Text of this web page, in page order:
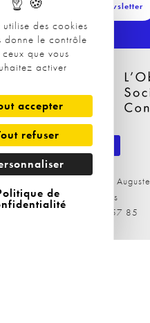
utilise des cookies
donne le contrôle
ceux que vous
activer
accepter
refuser
de
S'inscrire à la Newsletter
29 Avenue Philippe Auguste
75011 Paris
Tél : 09 81 04 57 85